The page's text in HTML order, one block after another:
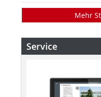
Mehr
Service